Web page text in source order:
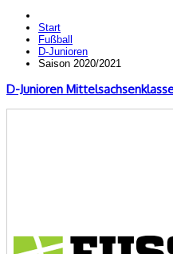
Start
Fußball
D-Junioren
Saison 2020/2021
D-Junioren